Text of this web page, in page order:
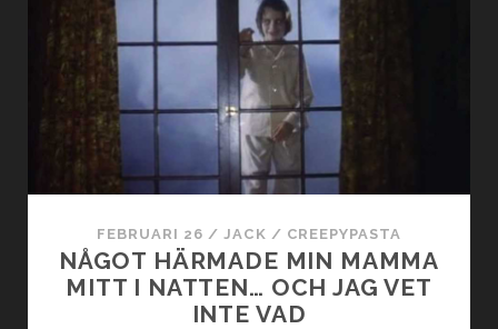
DET
HÄR
SMS:ET…
LÅS
DÖRREN.
FEBRUARI 26 /JACK / CREEPYPASTA
NÅGOT HÄRMADE MIN MAMMA
MITT I NATTEN… OCH JAG VET
INTE VAD